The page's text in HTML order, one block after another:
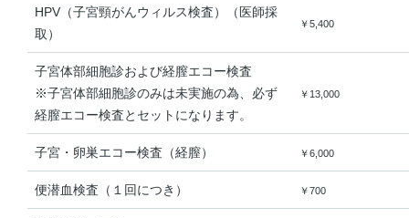
HPV（子宮頸がんウィルス検査）（医師採
取）
￥5,400
子宮体部細胞診および経膣エコー検査
※子宮体部細胞診のみは未実施の為、必ず
経膣エコー検査とセットになります。
￥13,000
子宮・卵巣エコー検査（経膣） ￥6,000
便潜血検査（１回につき） ￥700